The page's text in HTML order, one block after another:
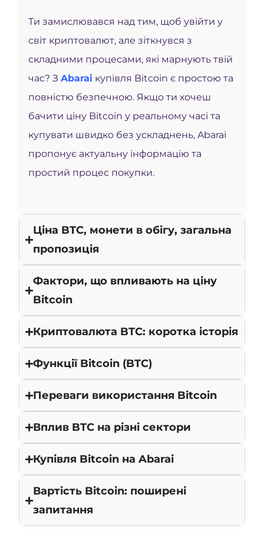
Ти замислювався над тим, щоб увійти у
світ криптовалют, але зіткнувся з
складними процесами, які марнують твій
час? З Abarai купівля Bitcoin є простою та
повністю безпечною. Якщо ти хочеш
бачити ціну Bitcoin у реальному часі та
купувати швидко без ускладнень, Abarai
пропонує актуальну інформацію та
простий процес покупки.
Ціна BTC, монети в обігу, загальна
пропозиція
Фактори, що впливають на ціну
Bitcoin
Криптовалюта BTC: коротка історія
Функції Bitcoin (BTC)
Переваги використання Bitcoin
Вплив BTC на різні сектори
Купівля Bitcoin на Abarai
Вартість Bitcoin: поширені
запитання